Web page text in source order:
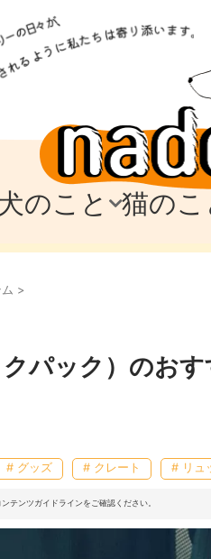
のこと
テム
猫のこ
テム
>
パック）のおす
# グッズ # クレート # リュ
テンツガイドラインをご確認ください。